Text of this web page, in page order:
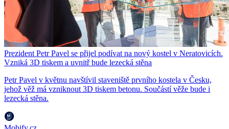
Prezident Petr Pavel se přijel podívat na nový kostel v Neratovicích.
Vzniká 3D tiskem a uvnitř bude lezecká stěna
Petr Pavel v květnu navštívil staveniště prvního kostela v Česku,
jehož věž má vzniknout 3D tiskem betonu. Součástí věže bude i
lezecká stěna.